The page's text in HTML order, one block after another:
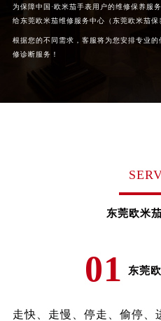
为保障中国·欧米茄手表用户的维修保养服
给东莞欧米茄维修服务中心（东莞欧米茄保
根据您的不同需求，客服将为您安排专业
修诊断服务！
东莞欧米
01 东莞
走快、走慢、停走、偷停、